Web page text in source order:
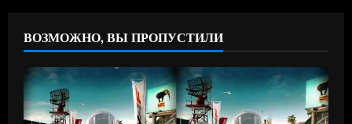
ВОЗМОЖНО, ВЫ ПРОПУСТИЛИ